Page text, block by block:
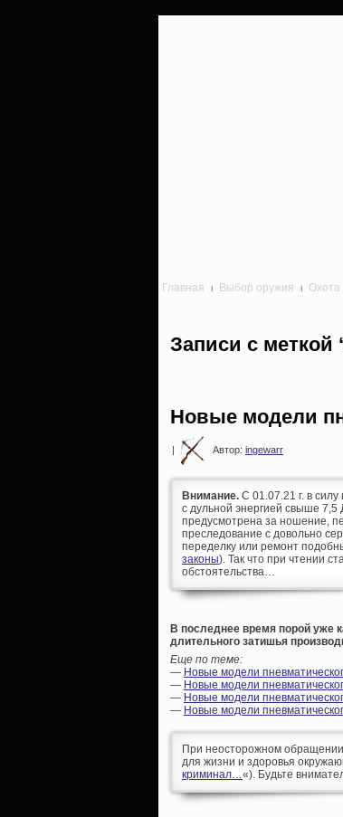
Главная Выбор оружия Охота
Записи с меткой
Новые модели
| Автор: ingewarr
Внимание. С 01.07.21 г. в
с дульной энергией свыше
предусмотрена за ношение,
преследование с довольно
переделку или ремонт
законы). Так что при чтении
обстоятельства…
В последнее время порой уже
длительного затишья
Еще по теме:
— Новые модели
— Новые модели
— Новые модели
— Новые модели
При неосторожном обращении
для жизни и здоровья
криминал…«). Будьте